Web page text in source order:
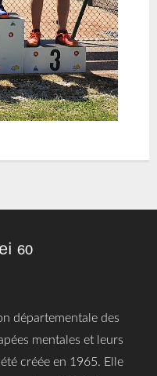
départementale des
mentales et leurs
créée en 1965. Elle